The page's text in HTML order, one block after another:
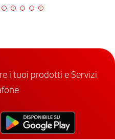
i tuoi prodotti e Servizi